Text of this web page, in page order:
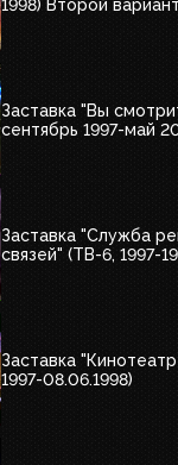
1998) Второй вариант
Заставка "Вы
сентябрь 1997-май
Заставка "Служба
связей" (ТВ-6, 1997-
Заставка
1997-08.06.1998)